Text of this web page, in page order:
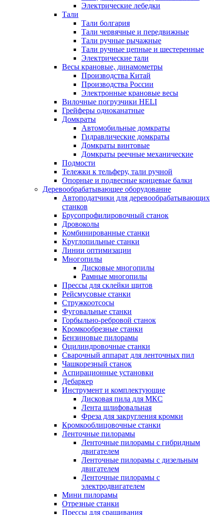
Электрические лебедки
Тали
Тали болгария
Тали червячные и передвижные
Тали ручные рычажные
Тали ручные цепные и шестеренные
Электрические тали
Весы крановые, динамометры
Производства Китай
Производства России
Электронные крановые весы
Вилочные погрузчики HELI
Грейферы одноканатные
Домкраты
Автомобильные домкраты
Гидравлические домкраты
Домкраты винтовые
Домкраты реечные механические
Подмости
Тележки к тельферу, тали ручной
Опорные и подвесные концевые балки
Деревообрабатывающее оборудование
Автоподатчики для деревообрабатывающих
станков
Брусопрофилировочный станок
Дровоколы
Комбинированные станки
Круглопильные станки
Линии оптимизации
Многопилы
Дисковые многопилы
Рамные многопилы
Прессы для склейки щитов
Рейсмусовые станки
Стружкоотсосы
Фуговальные станки
Горбыльно-ребровой станок
Кромкообрезные станки
Бензиновые пилорамы
Оцилиндровочные станки
Сварочный аппарат для ленточных пил
Чашкорезный станок
Аспирационные установки
Дебаркер
Инструмент и комплектующие
Дисковая пила для МКС
Лента шлифовальная
Фреза для закругления кромки
Кромкооблицовочные станки
Ленточные пилорамы
Ленточные пилорамы с гибридным
двигателем
Ленточные пилорамы с дизельным
двигателем
Ленточные пилорамы с
электродвигателем
Мини пилорамы
Отрезные станки
Прессы для сращивания